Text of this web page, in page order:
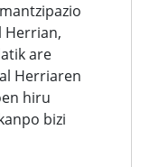
Herrian,
are
Herriaren
hiru
bizi